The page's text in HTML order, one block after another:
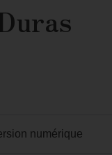
numérique